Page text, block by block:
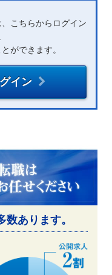
こちらからログイン
ができます。
イン
あります。